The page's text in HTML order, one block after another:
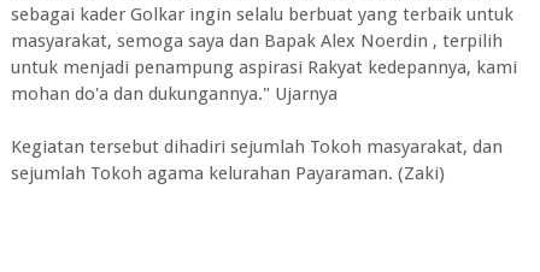
sebagai kader Golkar ingin selalu berbuat yang terbaik untuk
masyarakat, semoga saya dan Bapak Alex Noerdin , terpilih
untuk menjadi penampung aspirasi Rakyat kedepannya, kami
mohan do'a dan dukungannya." Ujarnya
Kegiatan tersebut dihadiri sejumlah Tokoh masyarakat, dan
sejumlah Tokoh agama kelurahan Payaraman. (Zaki)